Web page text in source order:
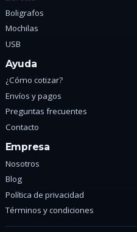
Boligrafos
Mochilas
USB
Ayuda
¿Cómo cotizar?
Envíos y pagos
Preguntas frecuentes
Contacto
Empresa
Nosotros
Blog
Política de privacidad
Términos y condiciones